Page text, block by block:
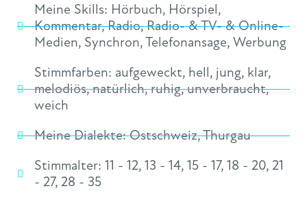
Meine Skills: Hörbuch, Hörspiel,
Kommentar,Radio,Radio- & TV- & Online-
Medien, Synchron,Telefonansage, Werbung
Stimmfarben: aufgeweckt, hell, jung, klar,
melodiös,natürlich,ruhig,unverbraucht,
weich
Meine Dialekte:Ostschweiz,Thurgau
Stimmalter: 11 - 12, 13 - 14, 15 - 17, 18 - 20, 21
- 27, 28 - 35